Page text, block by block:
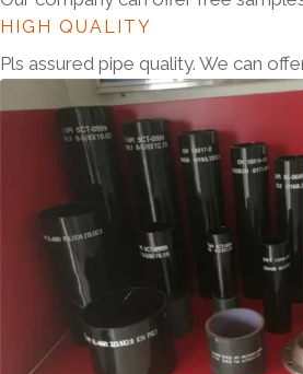
HIGH QUALITY
Pls assured pipe quality. We can